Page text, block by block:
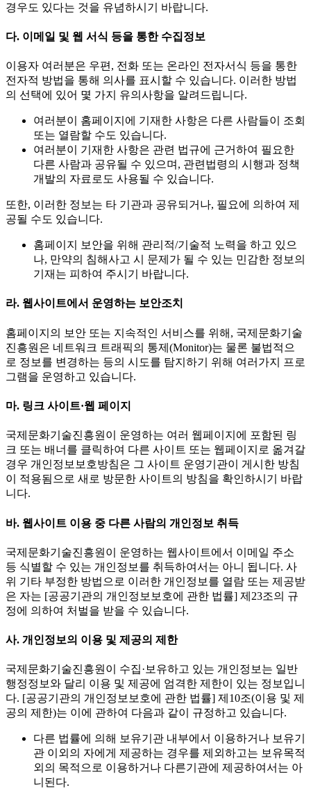
경우도 있다는 것을 유념하시기 바랍니다.
다. 이메일 및 웹 서식 등을 통한 수집정보
이용자 여러분은 우편, 전화 또는 온라인 전자서식 등을 통한
전자적 방법을 통해 의사를 표시할 수 있습니다. 이러한 방법
의 선택에 있어 몇 가지 유의사항을 알려드립니다.
여러분이 홈페이지에 기재한 사항은 다른 사람들이 조회
또는 열람할 수도 있습니다.
여러분이 기재한 사항은 관련 법규에 근거하여 필요한
다른 사람과 공유될 수 있으며, 관련법령의 시행과 정책
개발의 자료로도 사용될 수 있습니다.
또한, 이러한 정보는 타 기관과 공유되거나, 필요에 의하여 제
공될 수도 있습니다.
홈페이지 보안을 위해 관리적/기술적 노력을 하고 있으
나, 만약의 침해사고 시 문제가 될 수 있는 민감한 정보의
기재는 피하여 주시기 바랍니다.
라. 웹사이트에서 운영하는 보안조치
홈페이지의 보안 또는 지속적인 서비스를 위해, 국제문화기술
진흥원은 네트워크 트래픽의 통제(Monitor)는 물론 불법적으
로 정보를 변경하는 등의 시도를 탐지하기 위해 여러가지 프로
그램을 운영하고 있습니다.
마. 링크 사이트·웹 페이지
국제문화기술진흥원이 운영하는 여러 웹페이지에 포함된 링
크 또는 배너를 클릭하여 다른 사이트 또는 웹페이지로 옮겨갈
경우 개인정보보호방침은 그 사이트 운영기관이 게시한 방침
이 적용됨으로 새로 방문한 사이트의 방침을 확인하시기 바랍
니다.
바. 웹사이트 이용 중 다른 사람의 개인정보 취득
국제문화기술진흥원이 운영하는 웹사이트에서 이메일 주소
등 식별할 수 있는 개인정보를 취득하여서는 아니 됩니다. 사
위 기타 부정한 방법으로 이러한 개인정보를 열람 또는 제공받
은 자는 [공공기관의 개인정보보호에 관한 법률] 제23조의 규
정에 의하여 처벌을 받을 수 있습니다.
사. 개인정보의 이용 및 제공의 제한
국제문화기술진흥원이 수집·보유하고 있는 개인정보는 일반
행정정보와 달리 이용 및 제공에 엄격한 제한이 있는 정보입니
다. [공공기관의 개인정보보호에 관한 법률] 제10조(이용 및 제
공의 제한)는 이에 관하여 다음과 같이 규정하고 있습니다.
다른 법률에 의해 보유기관 내부에서 이용하거나 보유기
관 이외의 자에게 제공하는 경우를 제외하고는 보유목적
외의 목적으로 이용하거나 다른기관에 제공하여서는 아
니된다.